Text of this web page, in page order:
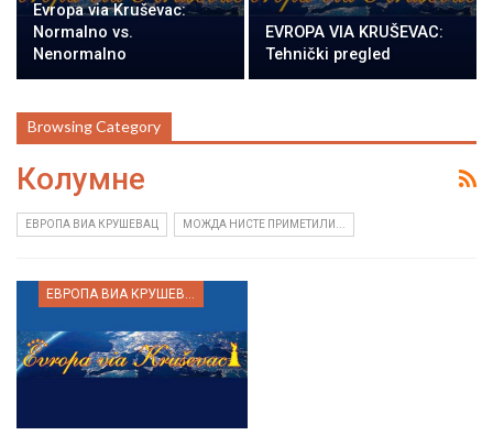
Evropa via Kruševac:
Normalno vs.
Nenormalno
EVROPA VIA KRUŠEVAC:
Tehnički pregled
Browsing Category
Колумне
ЕВРОПА ВИА КРУШЕВАЦ МОЖДА НИСТЕ ПРИМЕТИЛИ...
ЕВРОПА ВИА КРУШЕВАЦ